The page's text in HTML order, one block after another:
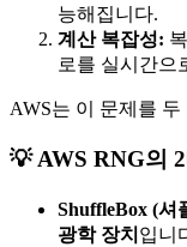
능해집니다.
계산 복잡성:
로를 실시간으
AWS는 이 문제를
💡 AWS RNG의
ShuffleBox (셔
광학 장치 입니